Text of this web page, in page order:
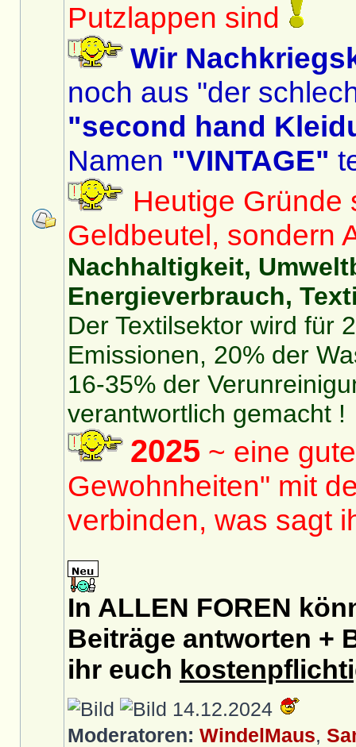
Putzlappen sind
Wir
noch aus "der
"second hand
Namen "VINTAGE"
Heutige Gründe
Geldbeutel, sondern
Nachhaltigkeit,
Energieverbrauch,
Der Textilsektor wird für
Emissionen, 20% der
16-35% der
verantwortlich gemacht !
2025 ~ eine
Gewohnheiten" mit
verbinden, was sagt
In ALLEN FOREN
Beiträge antworten +
ihr euch
14.12.2024
Moderatoren: WindelMaus,